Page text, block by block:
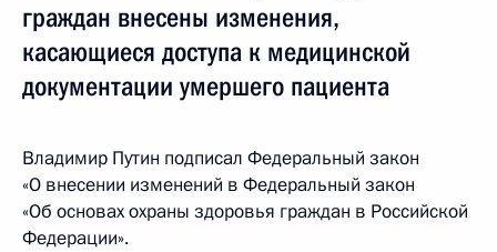
граждан внесены изменения,
касающиеся доступа к медицинской
документации умершего пациента
Владимир Путин подписал Федеральный закон
«О внесении изменений в Федеральный закон
«Об основах охраны здоровья граждан в Российской
Федерации».